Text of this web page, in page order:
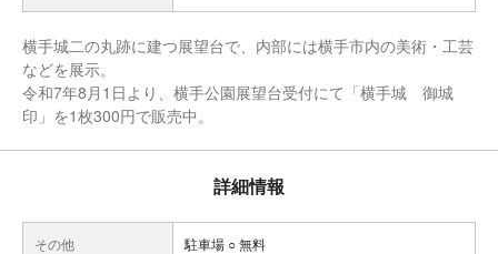
横手城二の丸跡に建つ展望台で、内部には横手市内の美術・工芸
などを展示。
令和7年8月1日より、横手公園展望台受付にて「横手城 御城
印」を1枚300円で販売中。
詳細情報
その他 駐車場 ○ 無料